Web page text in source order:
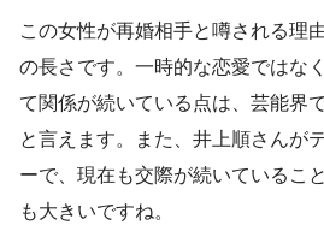
この女性が再婚相手と噂される理
の長さです。一時的な恋愛ではな
て関係が続いている点は、芸能界
と言えます。また、井上順さんが
ーで、現在も交際が続いているこ
も大きいですね。